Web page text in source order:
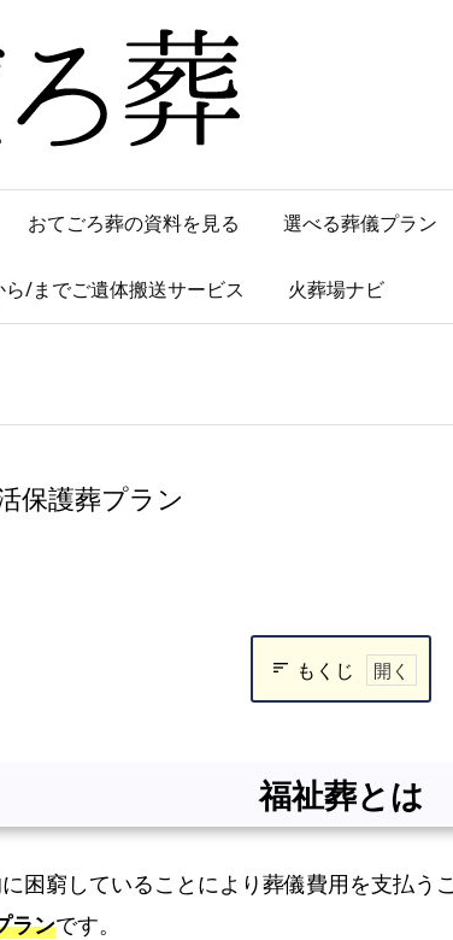
おてごろ葬の資料を見る 選べる葬儀プラン
/までご遺体搬送サービス 火葬場ナビ
保護葬プラン
もくじ
福
葬
と
は
福
福祉葬とは
困窮していることにより葬儀費用を支払
ランです。